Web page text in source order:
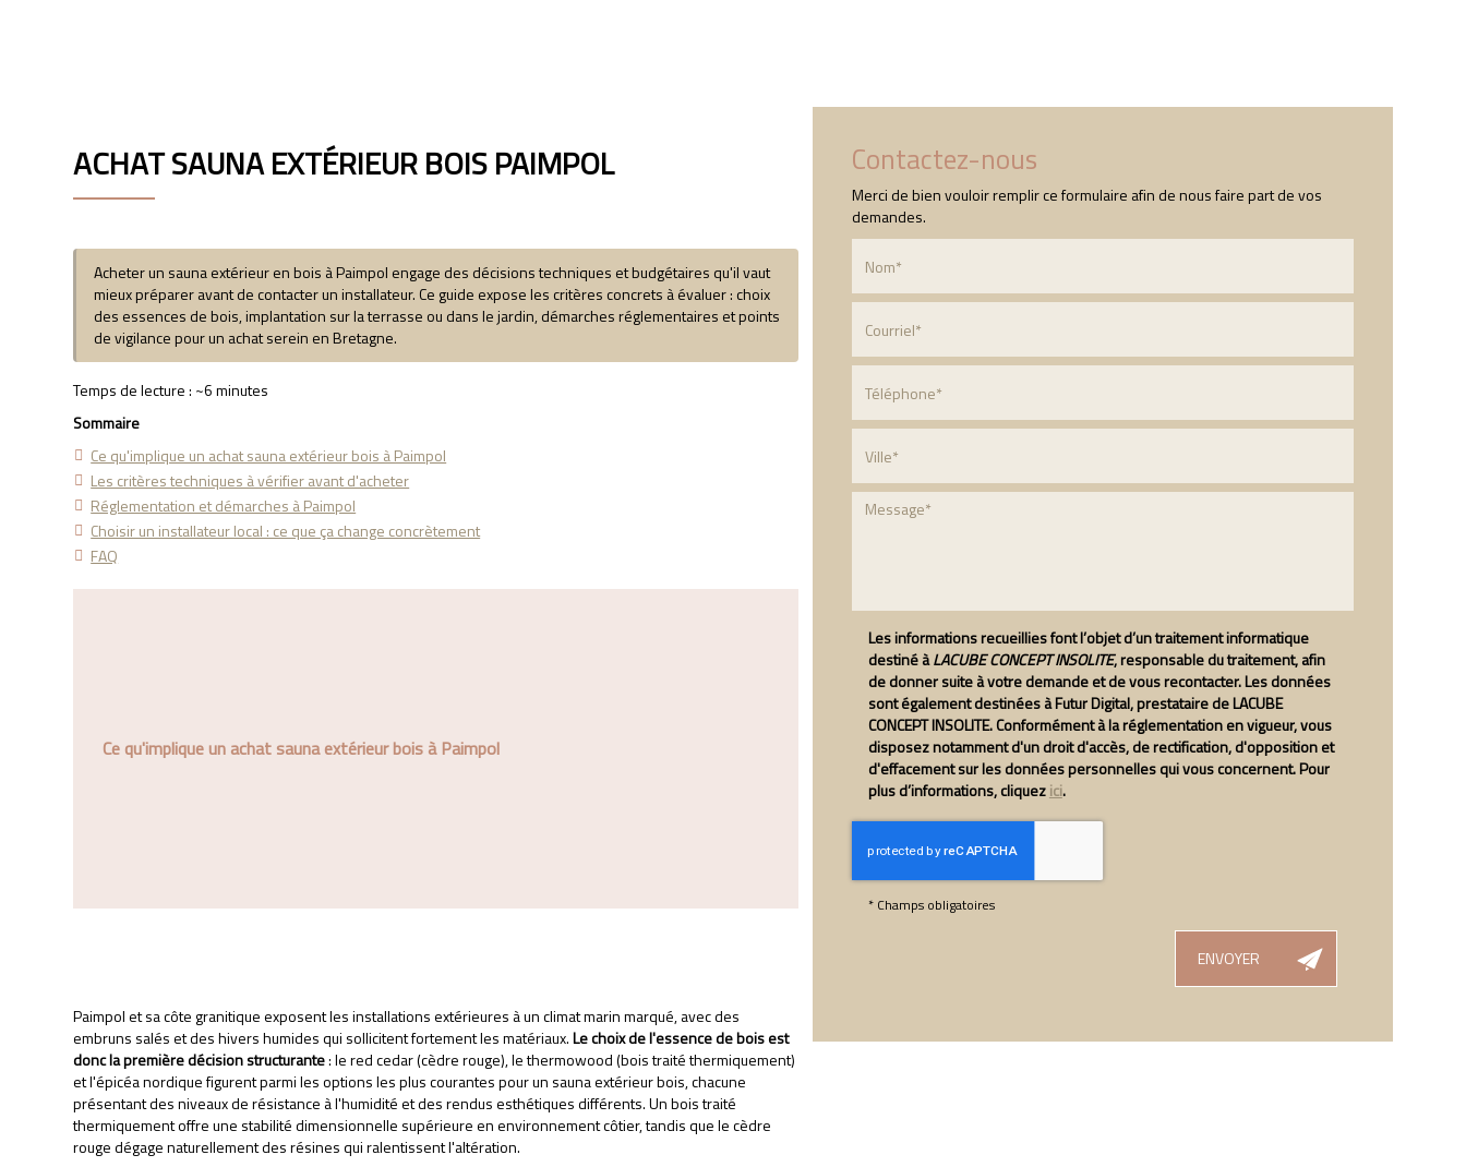
ACHAT SAUNA EXTÉRIEUR BOIS PAIMPOL
Acheter un sauna extérieur en bois à Paimpol engage des décisions techniques et budgétaires qu'il vaut
mieux préparer avant de contacter un installateur. Ce guide expose les critères concrets à évaluer : choix
des essences de bois, implantation sur la terrasse ou dans le jardin, démarches réglementaires et points
de vigilance pour un achat serein en Bretagne.
Temps de lecture : ~6 minutes
Sommaire
Ce qu'implique un achat sauna extérieur bois à Paimpol
Les critères techniques à vérifier avant d'acheter
Réglementation et démarches à Paimpol
Choisir un installateur local : ce que ça change concrètement
FAQ
Ce qu'implique un achat sauna extérieur bois à Paimpol
Paimpol et sa côte granitique exposent les installations extérieures à un climat marin marqué, avec des
embruns salés et des hivers humides qui sollicitent fortement les matériaux.Le choix de l'essence de bois est
donc la première décision structurante: le red cedar (cèdre rouge), le thermowood (bois traité thermiquement)
et l'épicéa nordique figurent parmi les options les plus courantes pour un sauna extérieur bois, chacune
présentant des niveaux de résistance à l'humidité et des rendus esthétiques différents. Un bois traité
thermiquement offre une stabilité dimensionnelle supérieure en environnement côtier, tandis que le cèdre
rouge dégage naturellement des résines qui ralentissent l'altération.
Contactez-nous
Merci de bien vouloir remplir ce formulaire afin de nous faire part de vos
demandes.
Les informations recueillies font l’objet d’un traitement informatique
destiné àLACUBE CONCEPT INSOLITE, responsable du traitement, afin
de donner suite à votre demande et de vous recontacter. Les données
sont également destinées à Futur Digital, prestataire de LACUBE
CONCEPT INSOLITE. Conformément à la réglementation en vigueur, vous
disposez notamment d'un droit d'accès, de rectification, d'opposition et
d'effacement sur les données personnelles qui vous concernent. Pour
plus d’informations, cliquezici.
* Champs obligatoires